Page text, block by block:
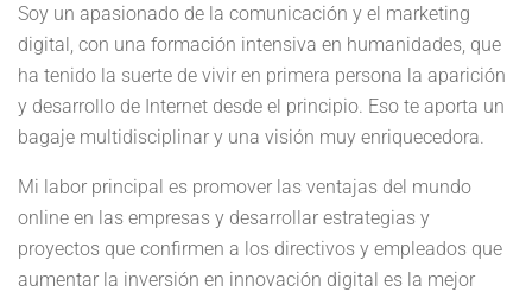
Soy un apasionado de la comunicación y el marketing
digital, con una formación intensiva en humanidades, que
ha tenido la suerte de vivir en primera persona la aparición
y desarrollo de Internet desde el principio. Eso te aporta un
bagaje multidisciplinar y una visión muy enriquecedora.
Mi labor principal es promover las ventajas del mundo
online en las empresas y desarrollar estrategias y
proyectos que confirmen a los directivos y empleados que
aumentar la inversión en innovación digital es la mejor